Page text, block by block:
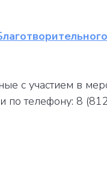
с участием в
по телефону: 8